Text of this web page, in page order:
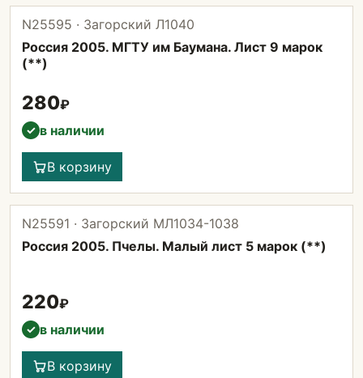
N25595 · Загорский Л1040
Россия 2005. МГТУ им Баумана. Лист 9 марок
(**)
280₽
✓ в наличии
В корзину
N25591 · Загорский МЛ1034-1038
Россия 2005. Пчелы. Малый лист 5 марок (**)
220₽
✓ в наличии
В корзину